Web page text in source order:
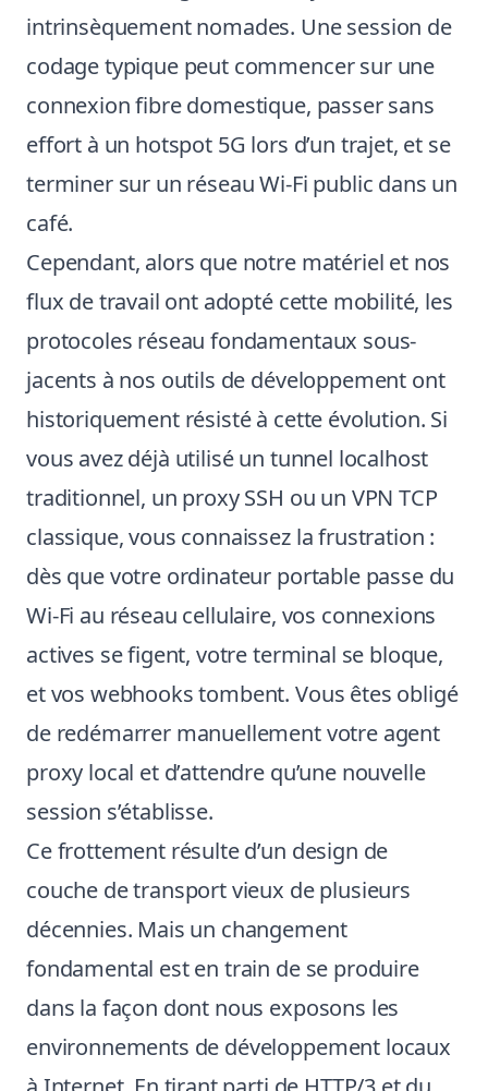
intrinsèquement nomades. Une session de
codage typique peut commencer sur une
connexion fibre domestique, passer sans
effort à un hotspot 5G lors d’un trajet, et se
terminer sur un réseau Wi-Fi public dans un
café.
Cependant, alors que notre matériel et nos
flux de travail ont adopté cette mobilité, les
protocoles réseau fondamentaux sous-
jacents à nos outils de développement ont
historiquement résisté à cette évolution. Si
vous avez déjà utilisé un tunnel localhost
traditionnel, un proxy SSH ou un VPN TCP
classique, vous connaissez la frustration :
dès que votre ordinateur portable passe du
Wi-Fi au réseau cellulaire, vos connexions
actives se figent, votre terminal se bloque,
et vos webhooks tombent. Vous êtes obligé
de redémarrer manuellement votre agent
proxy local et d’attendre qu’une nouvelle
session s’établisse.
Ce frottement résulte d’un design de
couche de transport vieux de plusieurs
décennies. Mais un changement
fondamental est en train de se produire
dans la façon dont nous exposons les
environnements de développement locaux